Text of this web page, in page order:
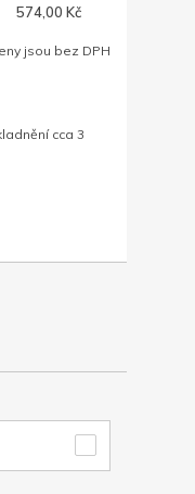
574,00 Kč
jsou bez DPH
cca 3